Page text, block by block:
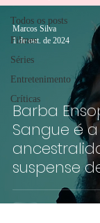
Todos os posts
Filmes
Séries
Entretenimento
Críticas
Barba
Sangue é
suspense
Marcos Silva
1 de out. de 2024